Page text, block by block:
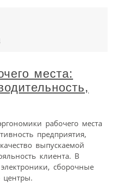
места:
рабочего места
предприятия,
выпускаемой
клиента. В
сборочные
центры.